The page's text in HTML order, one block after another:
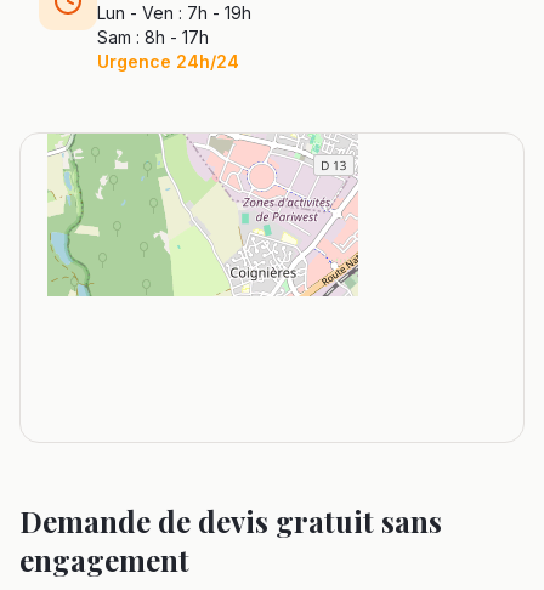
Lun - Ven : 7h - 19h
Sam : 8h - 17h
Urgence 24h/24
Demande de devis gratuit sans
engagement